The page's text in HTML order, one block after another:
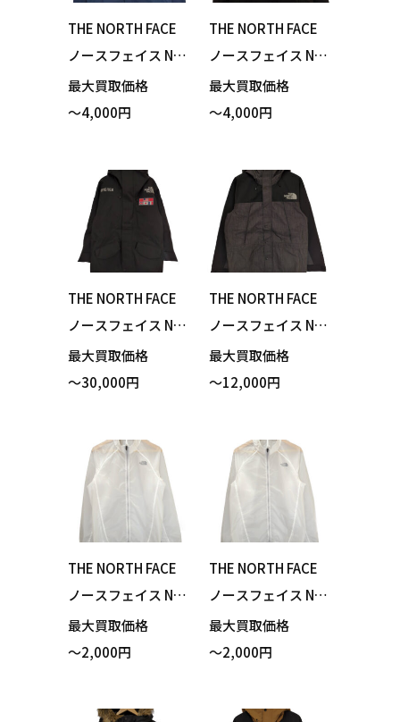
THE NORTH FACE
ノースフェイス NP
72131 Hydrena Wi
nd Jacket ハイドレ
ルー Mサイズ 買い
取りました！
最大買取価格
～4,000円
THE NORTH FACE
ノースフェイス NP
72131 Hydrena Wi
nd Jacket ハイドレ
イズ 買い取りまし
た！
最大買取価格
～4,000円
THE NORTH FACE
ノースフェイス NP
62238 Trans Antar
ctica Parka トラン
ンパーカー ブラッ
ク Mサイズ 買い取
りました！
最大買取価格
～30,000円
THE NORTH FACE
ノースフェイス NP
12032 Mountain Li
ght Denim Jacket
ナイロンブラック
デニム Sサイズ 買
い取りました！
最大買取価格
～12,000円
THE NORTH FACE
ノースフェイス NP
22171 Impulse Ra
cing Jacket インパ
最大買取価格
～2,000円
THE NORTH FACE
ノースフェイス NP
22171 Impulse Ra
cing Jacket インパ
最大買取価格
～2,000円